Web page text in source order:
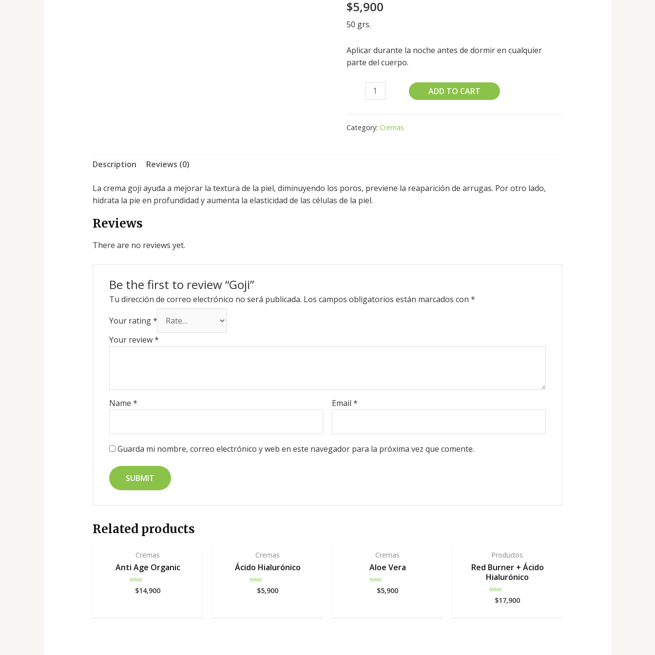
$5,900
50 grs.
Aplicar durante la noche antes de dormir en cualquier
parte del cuerpo.
ADD TO CART
Category: Cremas
Description Reviews (0)
La crema goji ayuda a mejorar la textura de la piel, diminuyendo los poros, previene la reaparición de arrugas. Por otro lado,
hidrata la pie en profundidad y aumenta la elasticidad de las células de la piel.
Reviews
There are no reviews yet.
Be the first to review “Goji”
Tu dirección de correo electrónico no será publicada. Los campos obligatorios están marcados con *
Your rating*
Your review*
Name * Email *
Guarda mi nombre, correo electrónico y web en este navegador para la próxima vez que comente.
Related products
Cremas
Anti Age Organic
Rated
$14,900
Cremas
Ácido Hialurónico
Rated
$5,900
Cremas
Aloe Vera
Rated
$5,900
Productos
Red Burner + Ácido
Hialurónico
Rated
$17,900